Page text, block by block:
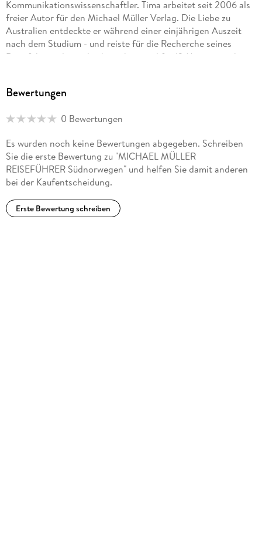
Kommunikationswissenschaftler. Tima arbeitet seit 2006 als
freier Autor für den Michael Müller Verlag. Die Liebe zu
Australien entdeckte er während einer einjährigen Auszeit
nach dem Studium - und reiste für die Recherche seines
Reiseführers dann gleich noch einmal für 12 Monate nach
"Norwegen" und "Südnorwegen" kamen im Jahr 2010 in die
zurück in die Niederbayerische Heimat, um dort den
Bewertungen
0 Bewertungen
Es wurden noch keine Bewertungen abgegeben. Schreiben
Sie die erste Bewertung zu "MICHAEL MÜLLER
REISEFÜHRER Südnorwegen" und helfen Sie damit anderen
bei der Kaufentscheidung.
Erste Bewertung schreiben